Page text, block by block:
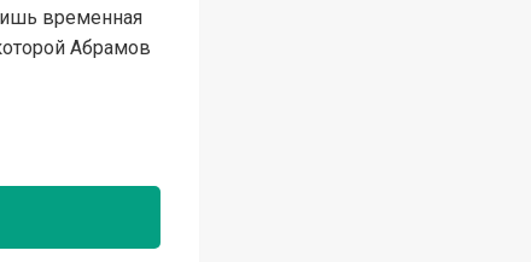
временная
Абрамов